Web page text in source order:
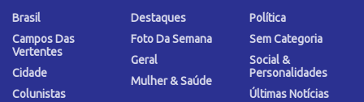
Brasil
Campos Das
Vertentes
Cidade
Colunistas
Destaques
Foto Da Semana
Geral
Mulher & Saúde
Política
Sem Categoria
Social &
Personalidades
Últimas Notícias